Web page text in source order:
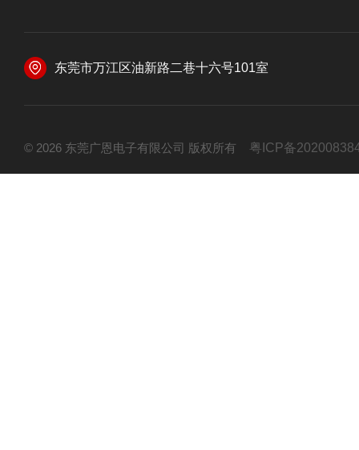
东莞市万江区油新路二巷十六号101室
© 2026 东莞广恩电子有限公司 版权所有 粤ICP备